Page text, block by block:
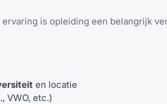
is opleiding een belangrijk
en locatie
VWO, etc.)